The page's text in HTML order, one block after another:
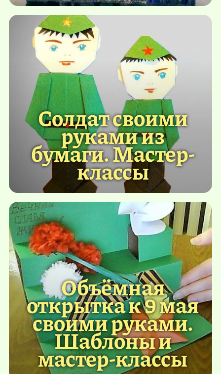
Солдат своими
руками из
бумаги. Мастер-
классы
Объёмная
открытка к 9 мая
своими руками.
Шаблоны и
мастер-классы